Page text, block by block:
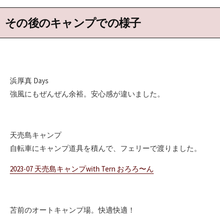
その後のキャンプでの様子
浜厚真 Days
強風にもぜんぜん余裕。安心感が違いました。
天売島キャンプ
自転車にキャンプ道具を積んで、フェリーで渡りました。
2023-07 天売島キャンプwith Tern おろろ〜ん
苫前のオートキャンプ場。快適快適！